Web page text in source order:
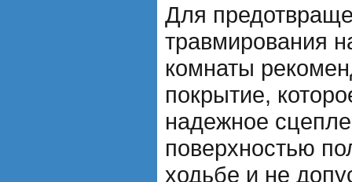
Для
травмирования
комнаты
покрытие,
надежное
поверхностью
ходьбе и не